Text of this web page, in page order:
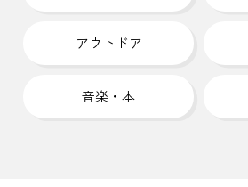
アウトドア
音楽・本